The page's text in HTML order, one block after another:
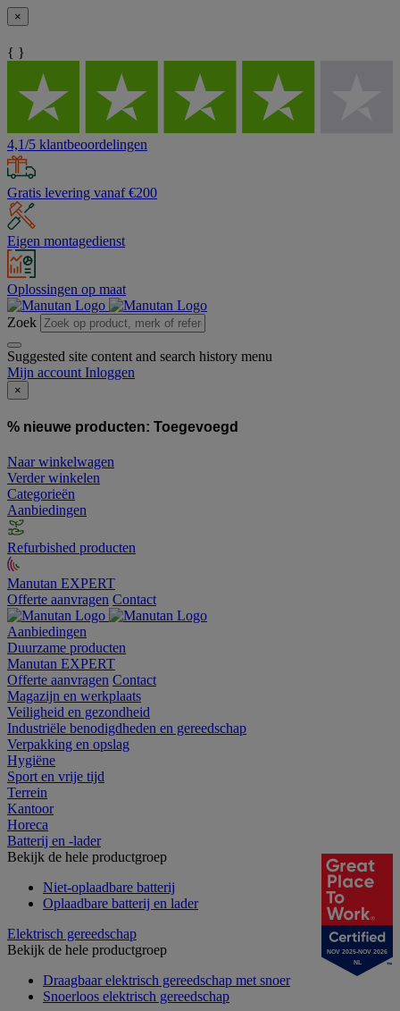
×
{ }
4,1/5 klantbeoordelingen
Gratis levering vanaf €200
Eigen montagedienst
Oplossingen op maat
Zoek
Suggested site content and search history menu
Mijn account Inloggen
×
% nieuwe producten: Toegevoegd
Naar winkelwagen
Verder winkelen
Categorieën
Aanbiedingen
Refurbished producten
Manutan EXPERT
Offerte aanvragen Contact
Aanbiedingen
Duurzame producten
Manutan EXPERT
Offerte aanvragen Contact
Magazijn en werkplaats
Veiligheid en gezondheid
Industriële benodigdheden en gereedschap
Verpakking en opslag
Hygiëne
Sport en vrije tijd
Terrein
Kantoor
Horeca
Batterij en -lader
Bekijk de hele productgroep
Niet-oplaadbare batterij
Oplaadbare batterij en lader
Elektrisch gereedschap
Bekijk de hele productgroep
Draagbaar elektrisch gereedschap met snoer
Snoerloos elektrisch gereedschap
NOV 2025-NOV 2026
NL